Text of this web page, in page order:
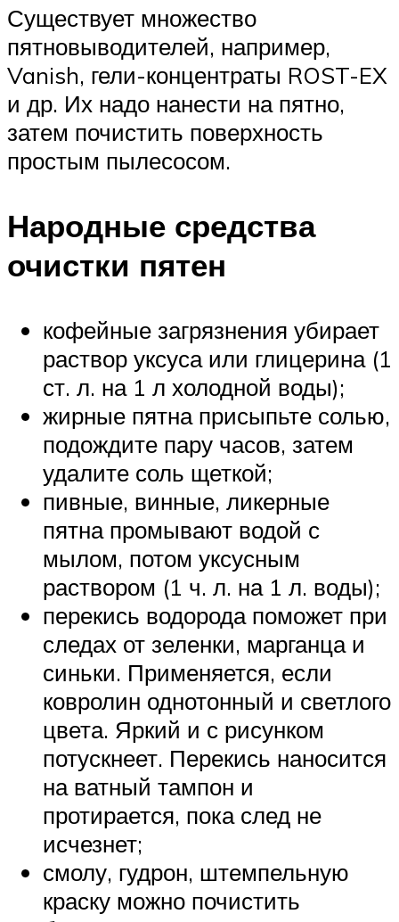
Существует множество
пятновыводителей, например,
Vanish, гели-концентраты ROST-EX
и др. Их надо нанести на пятно,
затем почистить поверхность
простым пылесосом.
Народные средства
очистки пятен
кофейные загрязнения убирает
раствор уксуса или глицерина (1
ст. л. на 1 л холодной воды);
жирные пятна присыпьте солью,
подождите пару часов, затем
удалите соль щеткой;
пивные, винные, ликерные
пятна промывают водой с
мылом, потом уксусным
раствором (1 ч. л. на 1 л. воды);
перекись водорода поможет при
следах от зеленки, марганца и
синьки. Применяется, если
ковролин однотонный и светлого
цвета. Яркий и с рисунком
потускнеет. Перекись наносится
на ватный тампон и
протирается, пока след не
исчезнет;
смолу, гудрон, штемпельную
краску можно почистить